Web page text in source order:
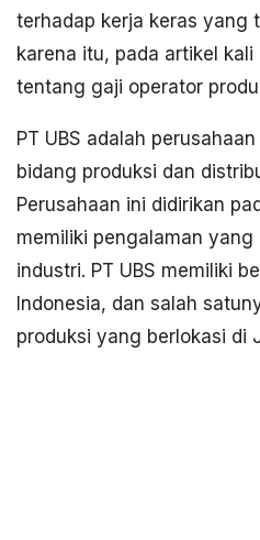
terhadap kerja keras yang
karena itu, pada artikel
tentang gaji operator
PT UBS adalah
bidang produksi dan
Perusahaan ini didirikan
memiliki pengalaman
industri. PT UBS memiliki
Indonesia, dan salah
produksi yang berlokasi di